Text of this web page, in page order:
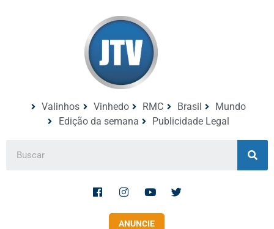
Valinhos Vinhedo RMC Brasil
Mundo
Edição da semana
Publicidade Legal
ANUNCIE